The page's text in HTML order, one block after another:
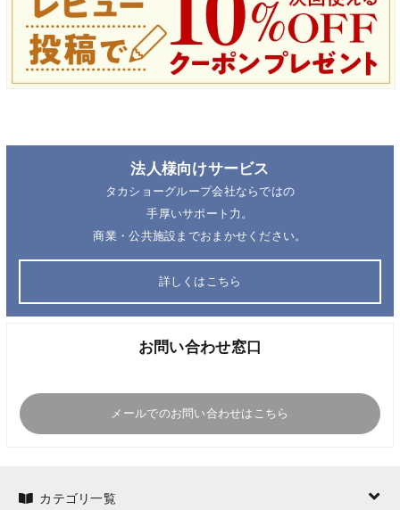
法人様向けサービス
タカショーグループ会社ならではの
手厚いサポート力。
商業・公共施設までおまかせください。
詳しくはこちら
お問い合わせ窓口
メールでのお問い合わせはこちら
カテゴリ一覧